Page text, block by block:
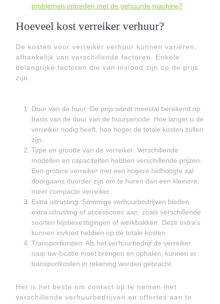
problemen optreden met de gehuurde machine?
Hoeveel kost verreiker verhuur?
De kosten voor verreiker verhuur kunnen variëren,
afhankelijk van verschillende factoren. Enkele
belangrijke factoren die van invloed zijn op de prijs
zijn:
Duur van de huur: De prijs wordt meestal berekend op
basis van de duur van de huurperiode. Hoe langer u de
verreiker nodig heeft, hoe hoger de totale kosten zullen
zijn.
Type en grootte van de verreiker: Verschillende
modellen en capaciteiten hebben verschillende prijzen.
Een grotere verreiker met een hogere hefhoogte zal
doorgaans duurder zijn om te huren dan een kleinere,
meer compacte verreiker.
Extra uitrusting: Sommige verhuurbedrijven bieden
extra uitrusting of accessoires aan, zoals verschillende
soorten hijsbevestigingen of werkbakken. Deze extra’s
kunnen invloed hebben op de totale kosten.
Transportkosten: Als het verhuurbedrijf de verreiker
naar uw locatie moet brengen en ophalen, kunnen er
transportkosten in rekening worden gebracht.
Het is het beste om contact op te nemen met
verschillende verhuurbedrijven en offertes aan te